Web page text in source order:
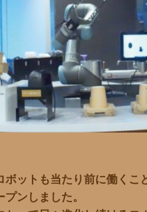
ットも当たり前に働くこ
ンしました。